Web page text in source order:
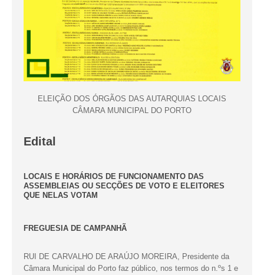
ELEIÇÃO DOS ÓRGÃOS DAS AUTARQUIAS LOCAIS
CÂMARA MUNICIPAL DO PORTO
Edital
LOCAIS E HORÁRIOS DE FUNCIONAMENTO DAS
ASSEMBLEIAS OU SECÇÕES DE VOTO E ELEITORES
QUE NELAS VOTAM
FREGUESIA DE CAMPANHÃ
RUI DE CARVALHO DE ARAÚJO MOREIRA, Presidente da
Câmara Municipal do Porto faz público, nos termos do n.ºs 1 e